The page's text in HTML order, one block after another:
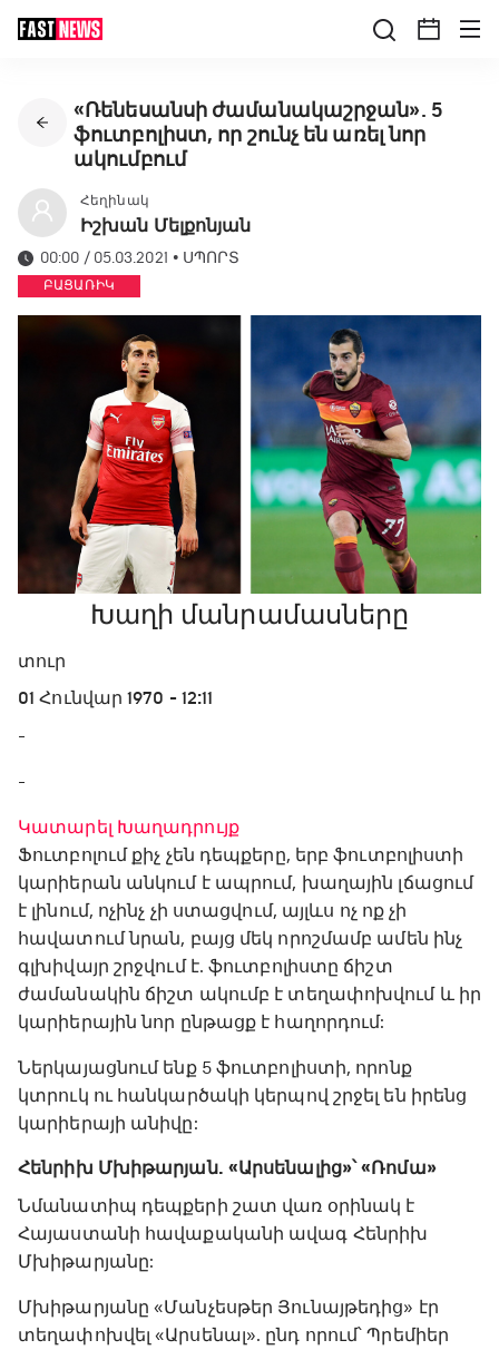
«Ռենեսանսի ժամանակաշրջան». 5
ֆուտբոլիստ, որ շունչ են առել նոր
ակումբում
Հեղինակ
Իշխան Մելքոնյան
00:00 / 05.03.2021 • ՍՊՈՐՏ
ԲԱՑԱՌԻԿ
Խաղի մանրամասները
տուր
01 Հունվար 1970 - 12:11
-
-
Կատարել Խաղադրույք
Ֆուտբոլում քիչ չեն դեպքերը, երբ ֆուտբոլիստի
կարիերան անկում է ապրում, խաղային լճացում
է լինում, ոչինչ չի ստացվում, այլևս ոչ ոք չի
հավատում նրան, բայց մեկ որոշմամբ ամեն ինչ
գլխիվայր շրջվում է. ֆուտբոլիստը ճիշտ
ժամանակին ճիշտ ակումբ է տեղափոխվում և իր
կարիերային նոր ընթացք է հաղորդում:
Ներկայացնում ենք 5 ֆուտբոլիստի, որոնք
կտրուկ ու հանկարծակի կերպով շրջել են իրենց
կարիերայի անիվը:
Հենրիխ Մխիթարյան. «Արսենալից»՝ «Ռոմա»
Նմանատիպ դեպքերի շատ վառ օրինակ է
Հայաստանի հավաքականի ավագ Հենրիխ
Մխիթարյանը:
Մխիթարյանը «Մանչեսթեր Յունայթեդից» էր
տեղափոխվել «Արսենալ». ընդ որում՝ Պրեմիեր